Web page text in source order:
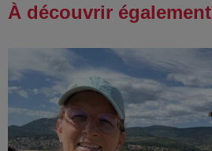
À découvrir également